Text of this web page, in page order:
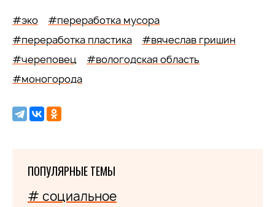
#эко
#переработка мусора
#переработка пластика
#вячеслав гришин
#череповец
#вологодская область
#моногорода
ПОПУЛЯРНЫЕ ТЕМЫ
# социальное